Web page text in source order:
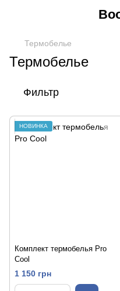
Термобелье
Термобелье
Фильтр
НОВИНКА
Комплект термобелья Pro
Cool
1 150 грн